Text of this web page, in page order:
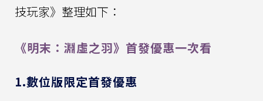
技玩家》整理如下：
《明末：淵虛之羽》首發優惠一次看
1.數位版限定首發優惠